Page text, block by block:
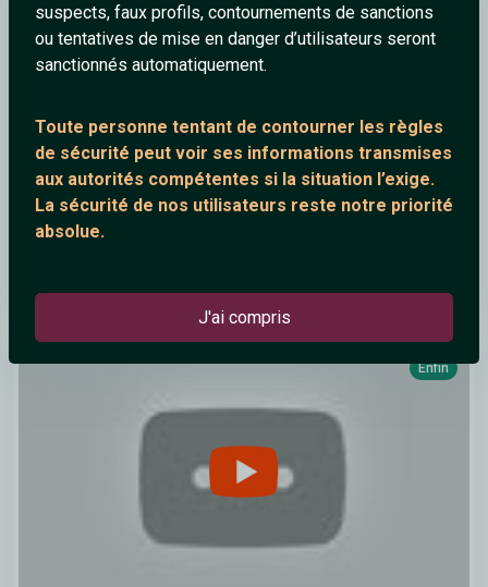
suspects, faux profils, contournements de sanctions
ou tentatives de mise en danger d’utilisateurs seront
sanctionnés automatiquement.
Toute personne tentant de contourner les règles
de sécurité peut voir ses informations transmises
aux autorités compétentes si la situation l’exige.
La sécurité de nos utilisateurs reste notre priorité
absolue.
J'ai compris
Enfin